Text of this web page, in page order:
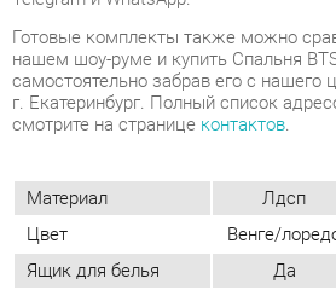
Материал
Лдсп
Цвет
Венге/лоредо
Ящик для белья
Да
Форма кровати
Классическая
Изголовье
Жесткое
Матрас в комплекте
Нет